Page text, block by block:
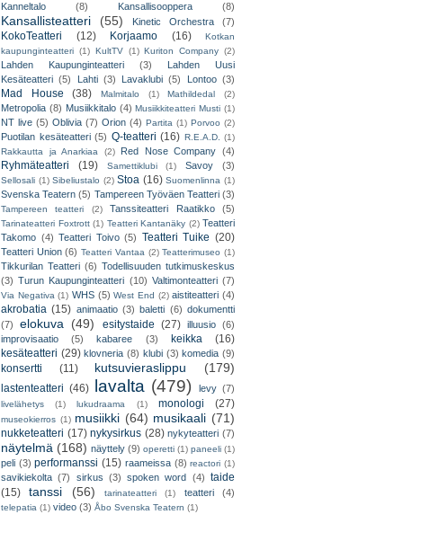
Kanneltalo (8) Kansallisooppera (8)
Kansallisteatteri (55) Kinetic Orchestra (7)
KokoTeatteri (12) Korjaamo (16)
Kotkan
kaupunginteatteri (1) KultTV (1) Kuriton Company (2)
Lahden Kaupunginteatteri (3)
Lahden Uusi
Kesäteatteri (5) Lahti (3) Lavaklubi (5) Lontoo (3)
Mad House (38) Malmitalo (1) Mathildedal (2)
Metropolia (8) Musiikkitalo (4) Musiikkiteatteri Musti (1)
NT live (5) Oblivia (7) Orion (4) Partita (1) Porvoo (2)
Puotilan kesäteatteri (5) Q-teatteri (16) R.E.A.D. (1)
Rakkautta ja Anarkiaa
(2) Red Nose Company (4)
Ryhmäteatteri (19) Samettiklubi (1) Savoy (3)
Sellosali (1) Sibeliustalo (2) Stoa (16) Suomenlinna (1)
Svenska Teatern (5) Tampereen Työväen Teatteri (3)
Tampereen teatteri (2) Tanssiteatteri Raatikko (5)
Tarinateatteri Foxtrott (1) Teatteri Kantanäky (2) Teatteri
Takomo (4) Teatteri Toivo (5) Teatteri Tuike (20)
Teatteri Union (6) Teatteri Vantaa (2) Teatterimuseo (1)
Tikkurilan Teatteri (6) Todellisuuden tutkimuskeskus
(3) Turun Kaupunginteatteri (10) Valtimonteatteri (7)
Via Negativa (1) WHS (5) West End (2) aistiteatteri (4)
akrobatia (15) animaatio (3) baletti (6) dokumentti
(7)
elokuva (49) esitystaide (27) illuusio (6)
improvisaatio
(5) kabaree (3) keikka
(16)
kesäteatteri (29) klovneria (8) klubi (3) komedia (9)
konsertti (11) kutsuvieraslippu (179)
lastenteatteri (46) lavalta (479) levy (7)
livelähetys (1) lukudraama (1) monologi (27)
museokierros (1) musiikki (64) musikaali (71)
nukketeatteri (17) nykysirkus (28) nykyteatteri (7)
näytelmä (168) näyttely (9) operetti (1) paneeli (1)
peli (3) performanssi (15) raameissa (8) reactori (1)
savikiekolta (7) sirkus (3) spoken word (4) taide
(15)
tanssi (56) tarinateatteri (1) teatteri (4)
telepatia (1) video (3) Åbo Svenska Teatern (1)